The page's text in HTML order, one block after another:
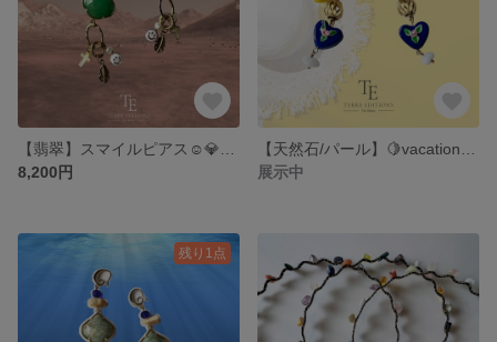
8,200円
展示中
残り1点